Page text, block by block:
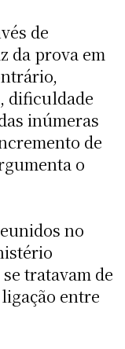
de
da prova em
dificuldade
inúmeras
de
o
no
tratavam de
entre